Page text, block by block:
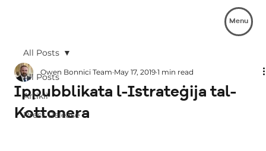
Menu
All Posts
Artikli
Press Release
All Posts
Ippubblikata l-Istrateġija tal-
Kottonera
Owen Bonnici Team May 17, 2019 1 min read